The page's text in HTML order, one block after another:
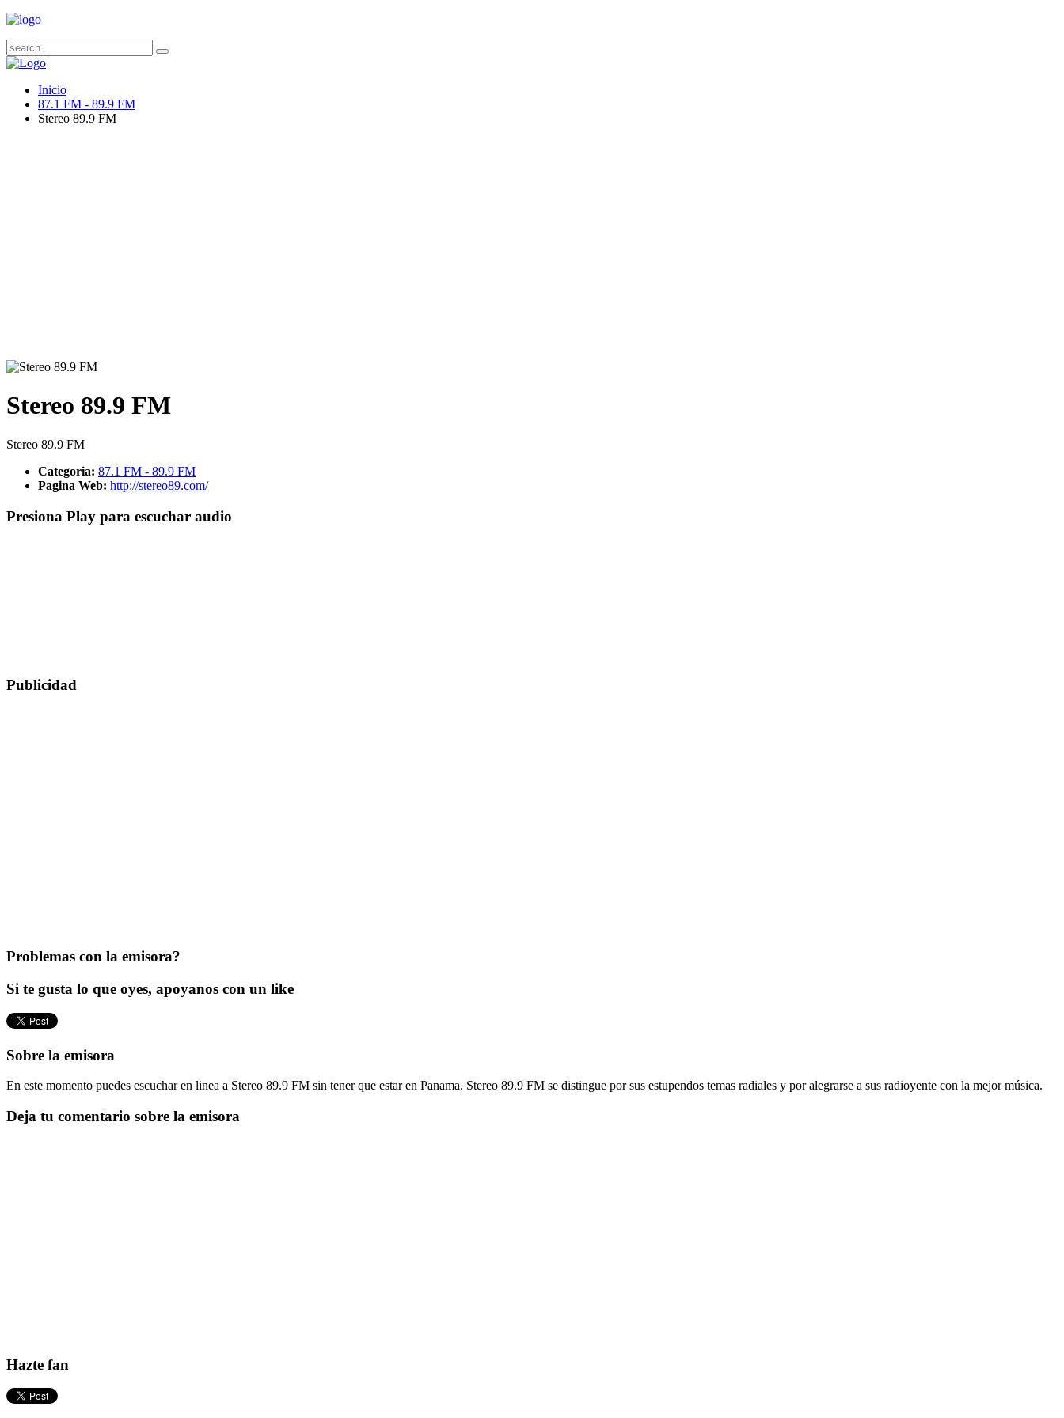
Inicio
87.1 FM - 89.9 FM
Stereo 89.9 FM
Stereo 89.9 FM
Stereo 89.9 FM
Categoria: 87.1 FM - 89.9 FM
Pagina Web: http://stereo89.com/
Presiona Play para escuchar audio
Publicidad
Problemas con la emisora?
Si te gusta lo que oyes, apoyanos con un like
Sobre la emisora
En este momento puedes escuchar en linea a Stereo 89.9 FM sin tener que estar en Panama. Stereo 89.9 FM se distingue por sus estupendos temas radiales y por alegrarse a sus radioyente con la mejor música.
Deja tu comentario sobre la emisora
Hazte fan